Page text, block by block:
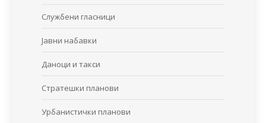
Службени гласници
Јавни набавки
Даноци и такси
Стратешки планови
Урбанистички планови